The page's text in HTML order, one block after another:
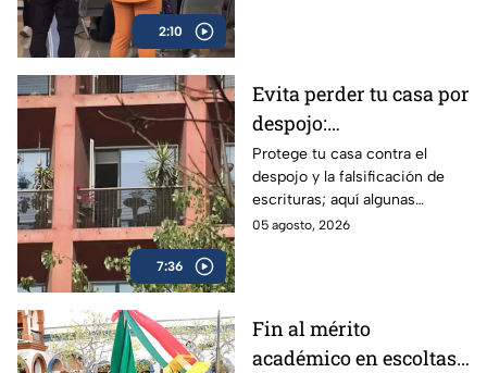
2:10
7:36
Evita perder tu casa por
despojo:
Recomendaciones
notariales para blindar
tu patrimonio en CDMX
Protege tu casa contra el
despojo y la falsificación de
escrituras; aquí algunas
recomendaciones de expertos
05 agosto, 2026
Fin al mérito
académico en escoltas